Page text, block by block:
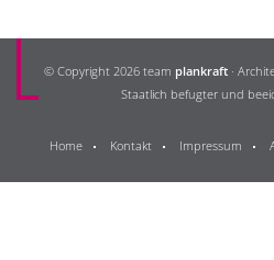
KONTAKT
© Copyright 2026 team plankraft·
Staatlich befugter und
Home Kontakt Impressum